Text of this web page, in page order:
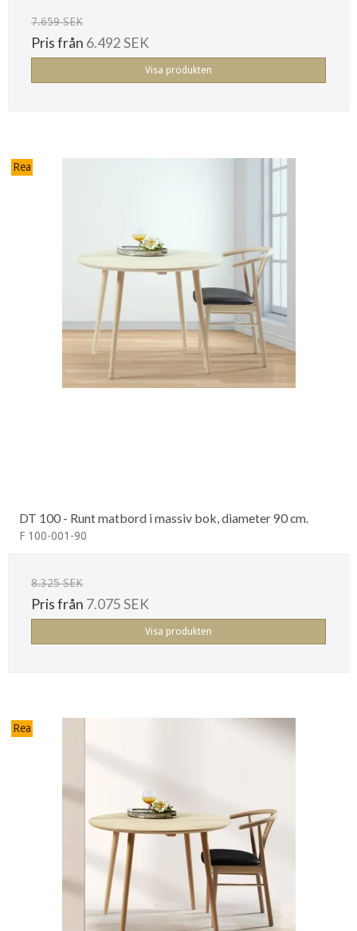
7.659 SEK
Pris från 6.492 SEK
Visa produkten
Rea
DT 100 - Runt matbord i massiv bok, diameter 90 cm.
F 100-001-90
8.325 SEK
Pris från 7.075 SEK
Visa produkten
Rea